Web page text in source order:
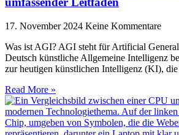
17. November 2024 Keine Kommentare
Was ist AGI? AGI steht für Artificial
Deutsch künstliche Allgemeine Intelligenz
zur heutigen künstlichen Intelligenz (KI),
Read More »